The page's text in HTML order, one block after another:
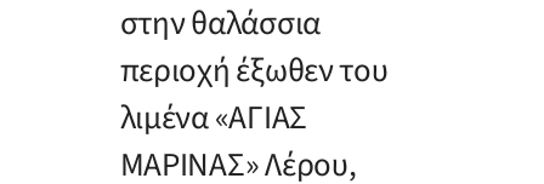
στην θαλάσσια
περιοχή έξωθεν του
λιμένα «ΑΓΙΑΣ
ΜΑΡΙΝΑΣ» Λέρου,